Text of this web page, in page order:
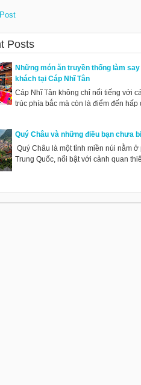
Posts
Những món ăn truyền thống làm
khách tại Cáp Nhĩ Tân
Cáp Nhĩ Tân không chỉ nổi tiếng với
trúc phía bắc mà còn là điểm đến hấp
Quý Châu và những điều bạn chưa
Quý Châu là một tỉnh miền núi nằm ở
Trung Quốc, nổi bật với cảnh quan